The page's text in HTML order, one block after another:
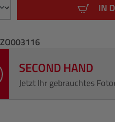
IN
ZO003116
SECOND HAND
Jetzt Ihr gebrauchtes